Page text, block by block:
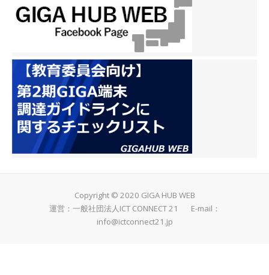
Copyright © 2020 GIGA HUB WEB
運営：一般社団法人ICT CONNECT 21 E-mail：
info@ictconnect21.jp